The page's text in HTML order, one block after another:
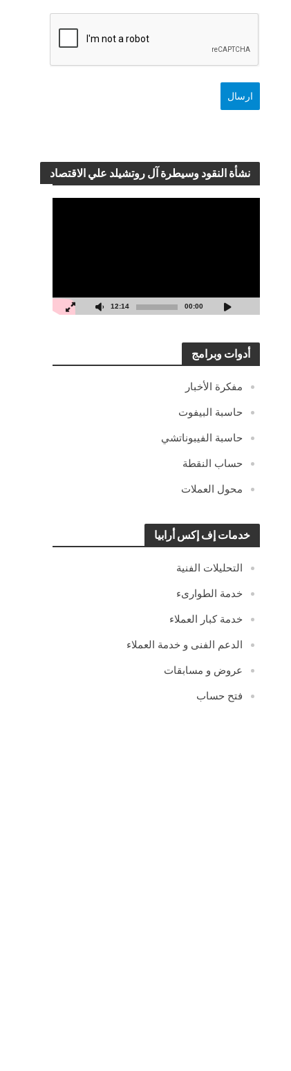
نشأة النقود وسيطرة آل روتشيلد علي الاقتصاد
00:00
12:14
أدوات وبرامج
مفكرة الأخبار
حاسبة البيفوت
حاسبة الفيبوناتشي
حساب النقطة
محول العملات
خدمات إف إكس أرابيا
التحليلات الفنية
خدمة الطوارىء
خدمة كبار العملاء
الدعم الفنى و خدمة العملاء
عروض و مسابقات
فتح حساب